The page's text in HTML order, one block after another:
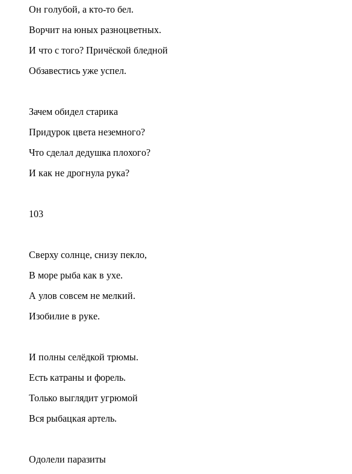
Он голубой, а кто-то бел.
Ворчит на юных разноцветных.
И что с того? Причёской бледной
Обзавестись уже успел.
Зачем обидел старика
Придурок цвета неземного?
Что сделал дедушка плохого?
И как не дрогнула рука?
103
Сверху солнце, снизу пекло,
В море рыба как в ухе.
А улов совсем не мелкий.
Изобилие в руке.
И полны селёдкой трюмы.
Есть катраны и форель.
Только выглядит угрюмой
Вся рыбацкая артель.
Одолели паразиты